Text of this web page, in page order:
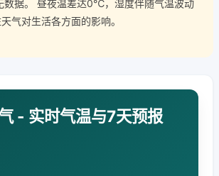
数据。 昼夜温差达0℃，湿度伴随气温波动
气对生活各方面的影响。
- 实时气温与7天预报